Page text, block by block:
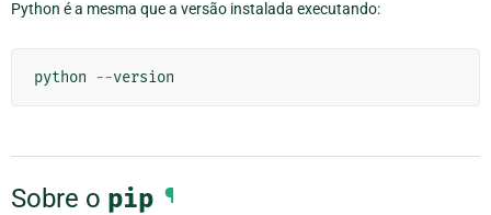
Python é a mesma que a versão instalada executando:
python --version
Sobre o pip ¶